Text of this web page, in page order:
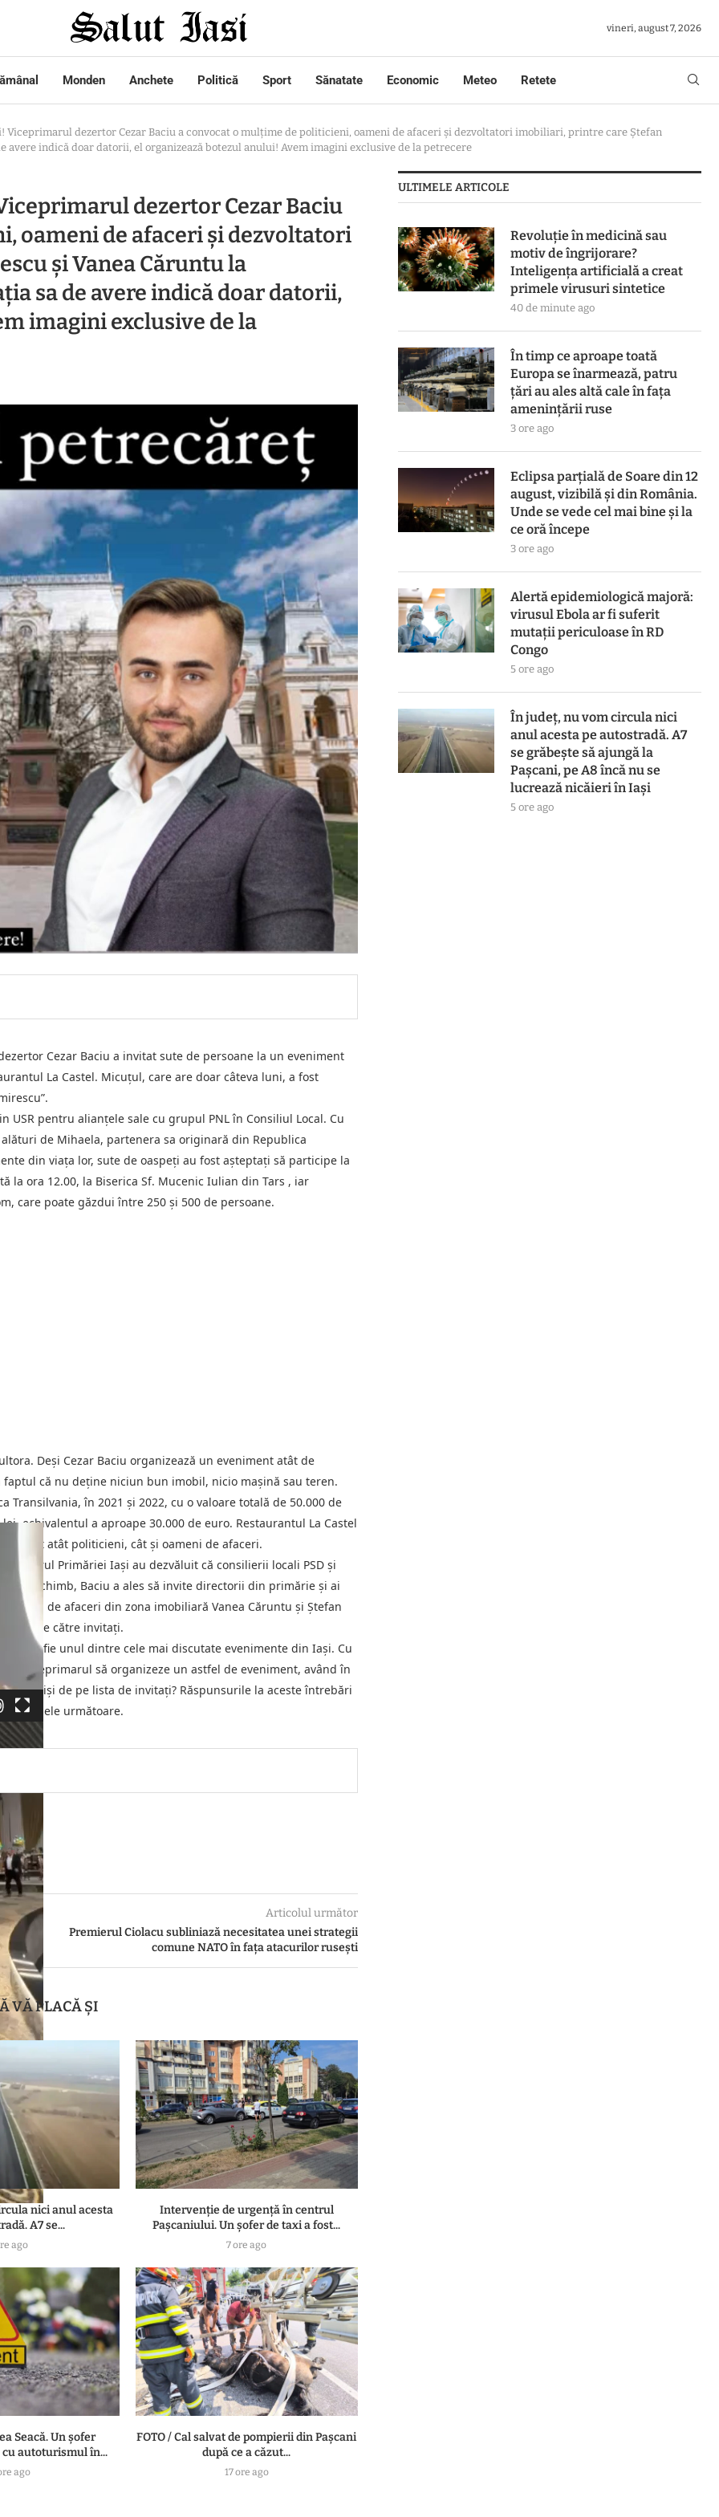
vineri, august 7, 2026
Monden Anchete Politică Sport Sănatate Economic Meteo Retete
Viceprimarul dezertor Cezar Baciu a convocat o mulțime de politicieni, oameni de afaceri și dezvoltatori imobiliari, printre care Ștefan
avere indică doar datorii, el organizează botezul anului! Avem imagini exclusive de la petrecere
dezertor Cezar Baciu
oameni de afaceri și dezvoltatori
și Vanea Căruntu la
sa de avere indică doar datorii,
imagini exclusive de la
Cezar Baciu a invitat sute de persoane la un eveniment
La Castel. Micuțul, care are doar câteva luni, a fost
USR pentru alianțele sale cu grupul PNL în Consiliul Local. Cu
de Mihaela, partenera sa originară din Republica
din viața lor, sute de oaspeți au fost așteptați să participe la
la ora 12.00, la Biserica Sf. Mucenic Iulian din Tars , iar
care poate găzdui între 250 și 500 de persoane.
Deși Cezar Baciu organizează un eveniment atât de
că nu deține niciun bun imobil, nicio mașină sau teren.
în 2021 și 2022, cu o valoare totală de 50.000 de
echivalentul a aproape 30.000 de euro. Restaurantul La Castel
atât politicieni, cât și oameni de afaceri.
Primăriei Iași au dezvăluit că consilierii locali PSD și
În schimb, Baciu a ales să invite directorii din primărie și ai
de afaceri din zona imobiliară Vanea Căruntu și Ștefan
dar de către invitați.
să fie unul dintre cele mai discutate evenimente din Iași. Cu
viceprimarul să organizeze un astfel de eveniment, având în
omiși de pe lista de invitați? Răspunsurile la aceste întrebări
în zilele următoare.
Articolul următor
Premierul Ciolacu subliniază necesitatea unei strategii
comune NATO în fața atacurilor rusești
VĂ PLACĂ ȘI
nici anul acesta
A7 se...
ago
Intervenție de urgență în centrul
Pașcaniului. Un șofer de taxi a fost...
7 ore ago
Seacă. Un șofer
autoturismul în...
ago
FOTO / Cal salvat de pompierii din Pașcani
după ce a căzut...
17 ore ago
ULTIMELE ARTICOLE
Revoluție în medicină sau
motiv de îngrijorare?
Inteligența artificială a creat
primele virusuri sintetice
40 de minute ago
În timp ce aproape toată
Europa se înarmează, patru
ţări au ales altă cale în faţa
ameninţării ruse
3 ore ago
Eclipsa parțială de Soare din 12
august, vizibilă și din România.
Unde se vede cel mai bine și la
ce oră începe
3 ore ago
Alertă epidemiologică majoră:
virusul Ebola ar fi suferit
mutații periculoase în RD
Congo
5 ore ago
În județ, nu vom circula nici
anul acesta pe autostradă. A7
se grăbește să ajungă la
Pașcani, pe A8 încă nu se
lucrează nicăieri în Iași
5 ore ago